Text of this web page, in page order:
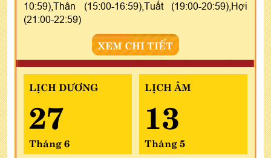
10:59),Thân (15:00-16:59),Tuất (19:00-20:59),Hợi
(21:00-22:59)
XEM CHI TIẾT
LỊCH DƯƠNG
27
Tháng 6
LỊCH ÂM
13
Tháng 5